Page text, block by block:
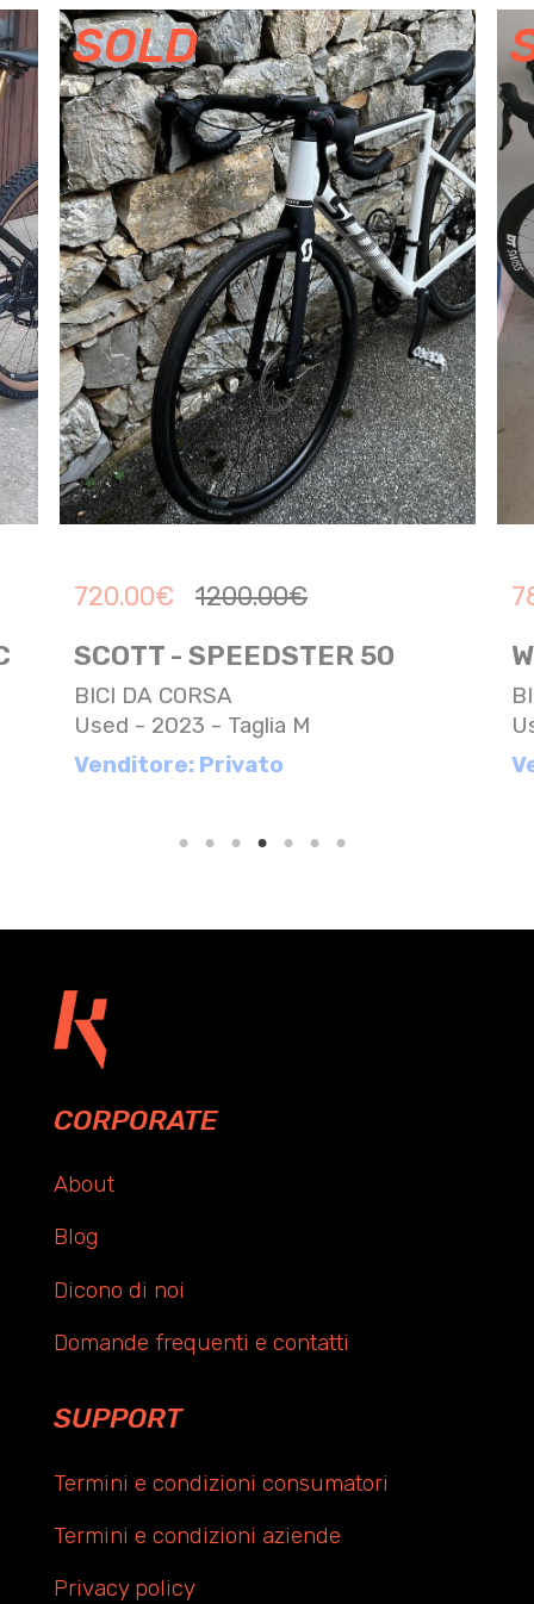
720.00€ 1200.00€
SCOTT - SPEEDSTER 50
BICI DA CORSA
Used - 2023 - Taglia M
Venditore: Privato
SOLD
CORPORATE
About
Blog
Dicono di noi
Domande frequenti e contatti
SUPPORT
Termini e condizioni consumatori
Termini e condizioni aziende
Privacy policy